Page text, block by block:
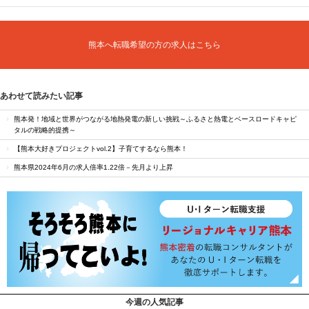
熊本へ転職希望の方の求人はこちら
あわせて読みたい記事
熊本発！地域と世界がつながる地熱発電の新しい挑戦～ふるさと熱電とベースロードキャピ
タルの戦略的提携～
【熊本大好きプロジェクトvol.2】子育てするなら熊本！
熊本県2024年6月の求人倍率1.22倍－先月より上昇
今週の人気記事